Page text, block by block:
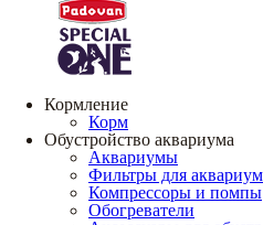
Кормление
Корм
Обустройство аквариума
Аквариумы
Фильтры для
Компрессоры и помпы
Обогреватели